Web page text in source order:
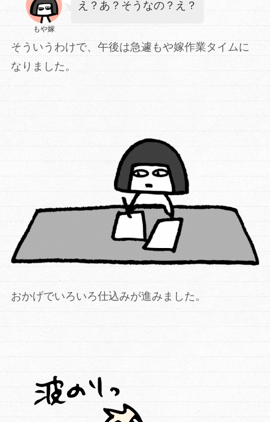
もや嫁
え？あ？そうなの？え？
そういうわけで、午後は急遽もや嫁作業タイムに
なりました。
おかげでいろいろ仕込みが進みました。